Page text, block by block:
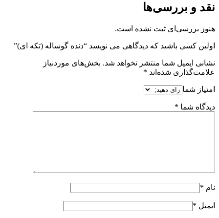
نقد و بررسی‌ها
هنوز بررسی‌ای ثبت نشده است.
اولین کسی باشید که دیدگاهی می نویسد “دنده گوساله (تکه ای)”
نشانی ایمیل شما منتشر نخواهد شد. بخش‌های موردنیاز
علامت‌گذاری شده‌اند *
امتیاز شما
دیدگاه شما *
نام *
ایمیل *